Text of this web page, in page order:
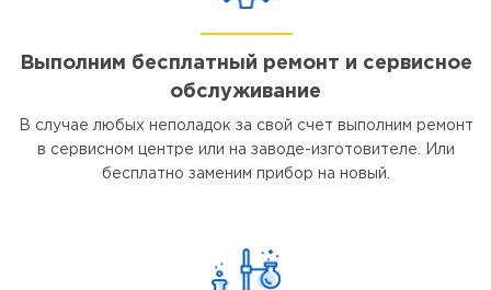
Выполним бесплатный ремонт и сервисное
обслуживание
В случае любых неполадок за свой счет выполним ремонт
в сервисном центре или на заводе-изготовителе. Или
бесплатно заменим прибор на новый.